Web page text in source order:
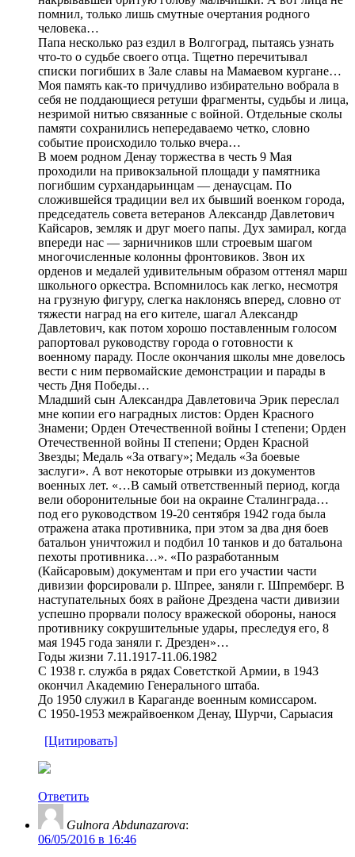
помнил, только лишь смутные очертания родного
человека…
Папа несколько раз ездил в Волгоград, пытаясь узнать
что-то о судьбе своего отца. Тщетно перечитывал
списки погибших в Зале славы на Мамаевом кургане…
Моя память как-то причудливо избирательно вобрала в
себя не поддающиеся ретуши фрагменты, судьбы и лица,
незримой нитью связанные с войной. Отдельные сколы
памяти сохранились непередаваемо четко, словно
событие происходило только вчера…
В моем родном Денау торжества в честь 9 Мая
проходили на привокзальной площади у памятника
погибшим сурхандарьинцам — денаусцам. По
сложившейся традиции вел их бывший военком города,
председатель совета ветеранов Александр Давлетович
Кайсаров, земляк и друг моего папы. Дух замирал, когда
впереди нас — зарничников шли строевым шагом
многочисленные колонны фронтовиков. Звон их
орденов и медалей удивительным образом оттенял марш
школьного оркестра. Вспомнилось как легко, несмотря
на грузную фигуру, слегка наклонясь вперед, словно от
тяжести наград на его кителе, шагал Александр
Давлетович, как потом хорошо поставленным голосом
рапортовал руководству города о готовности к
военному параду. После окончания школы мне довелось
вести с ним первомайские демонстрации и парады в
честь Дня Победы…
Младший сын Александра Давлетовича Эрик переслал
мне копии его наградных листов: Орден Красного
Знамени; Орден Отечественной войны I степени; Орден
Отечественной войны II степени; Орден Красной
Звезды; Медаль «За отвагу»; Медаль «За боевые
заслуги». А вот некоторые отрывки из документов
военных лет. «…В самый ответственный период, когда
вели оборонительные бои на окраине Сталинграда…
под его руководством 19-20 сентября 1942 года была
отражена атака противника, при этом за два дня боев
батальон уничтожил и подбил 10 танков и до батальона
пехоты противника…». «По разработанным
(Кайсаровым) документам и при его участии части
дивизии форсировали р. Шпрее, заняли г. Шпремберг. В
наступательных боях в районе Дрездена части дивизии
успешно прорвали полосу вражеской обороны, нанося
противнику сокрушительные удары, преследуя его, 8
мая 1945 года заняли г. Дрезден»…
Годы жизни 7.11.1917-11.06.1982
С 1938 г. служба в рядах Советсткой Армии, в 1943
окончил Академию Генерального штаба.
До 1950 служил в Караганде военным комиссаром.
С 1950-1953 межрайвоенком Денау, Шурчи, Сарыасия
[Цитировать]
Ответить
Gulnora Abdunazarova:
06/05/2016 в 16:46